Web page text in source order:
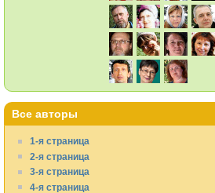
Все авторы
1-я страница
2-я страница
3-я страница
4-я страница